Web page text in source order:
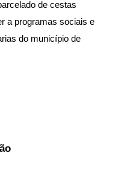
de cestas
a programas sociais e
do município de